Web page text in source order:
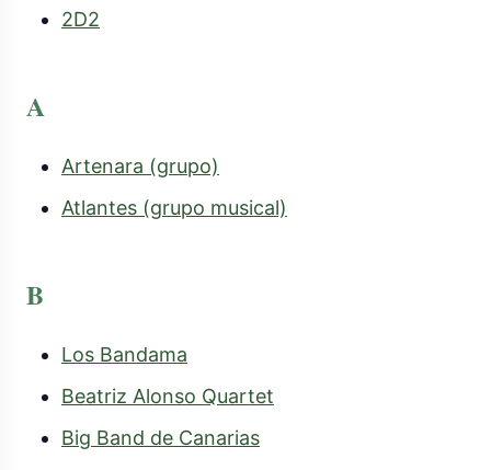
2D2
A
Artenara (grupo)
Atlantes (grupo musical)
B
Los Bandama
Beatriz Alonso Quartet
Big Band de Canarias